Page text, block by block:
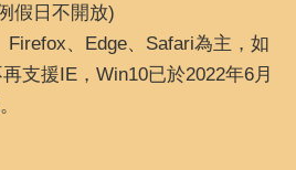
假日不開放)
Firefox、Edge、Safari為主，如
支援IE，Win10已於2022年6月